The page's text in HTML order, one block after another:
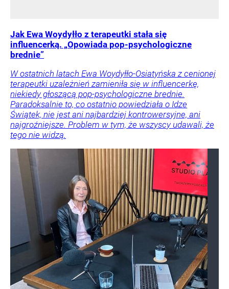
Jak Ewa Woydyłło z terapeutki stała się
influencerką. „Opowiada pop-psychologiczne
brednie”
W ostatnich latach Ewa Woydyłło-Osiatyńska z cenionej
terapeutki uzależnień zamieniła się w influencerkę,
niekiedy głoszącą pop-psychologiczne brednie.
Paradoksalnie to, co ostatnio powiedziała o Idze
Świątek, nie jest ani najbardziej kontrowersyjne, ani
najgroźniejsze. Problem w tym, że wszyscy udawali, że
tego nie widzą.